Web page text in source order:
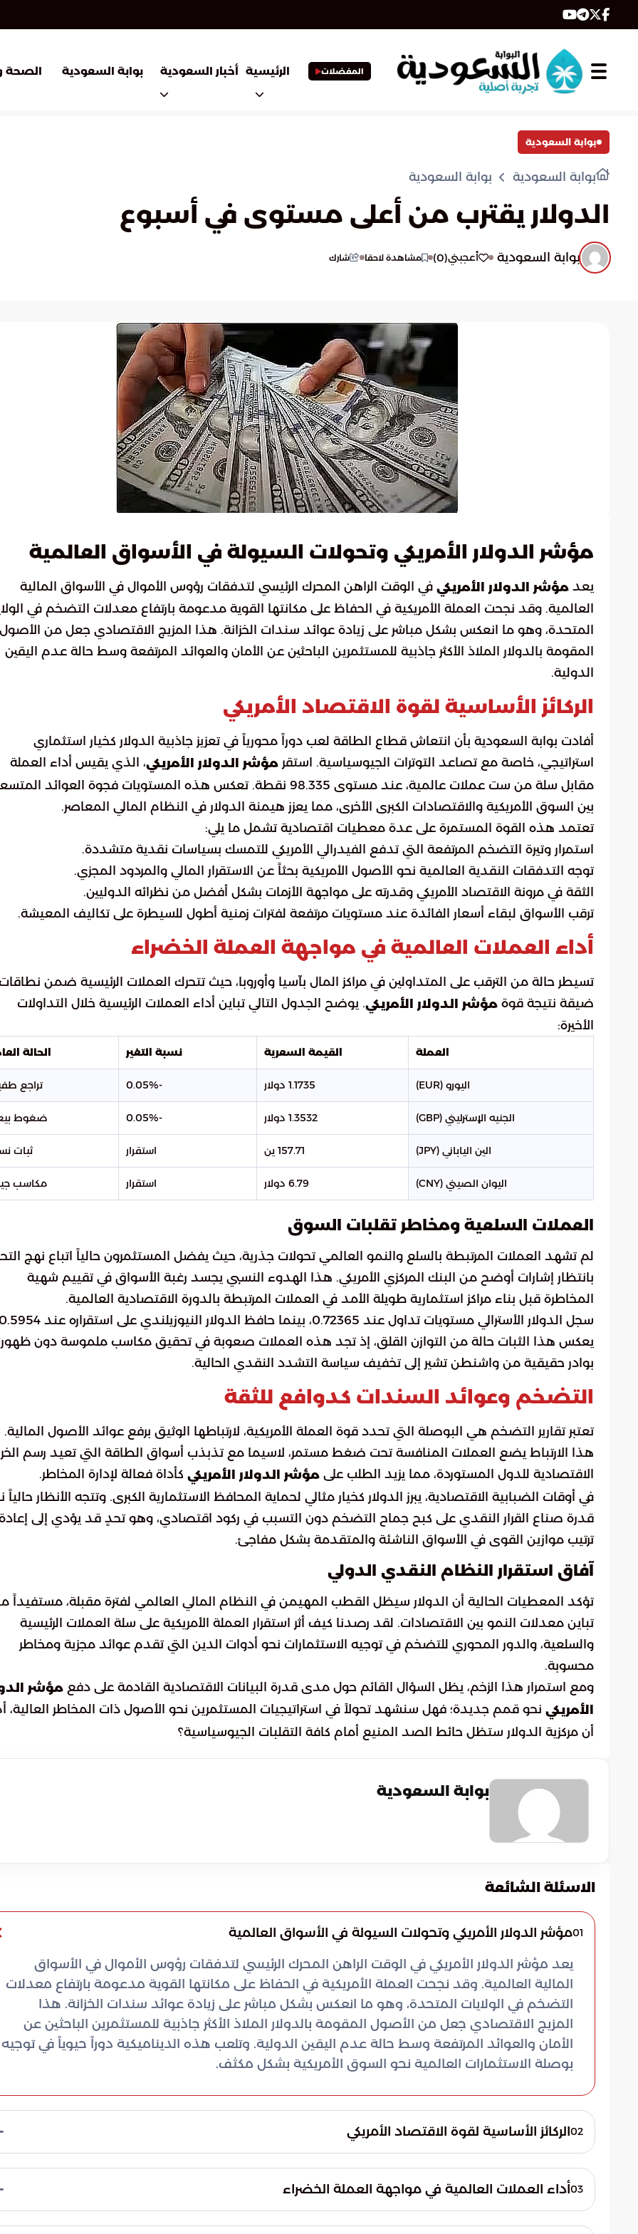
المفضلات الرئيسية أخبار السعودية بوابة السعودية الصحة
بوابة السعودية
بوابة السعودية بوابة السعودية
الدولار يقترب من أعلى مستوى في أسبوع
بوابة السعودية أعجبني(
0
) مشاهدة لاحقا شارك
مؤشر الدولار الأمريكي وتحولات السيولة في الأسواق العالمية
يعد مؤشر الدولار الأمريكي في الوقت الراهن المحرك الرئيسي لتدفقات رؤوس الأموال في الأسواق المالية
العالمية. وقد نجحت العملة الأمريكية في الحفاظ على مكانتها القوية مدعومة بارتفاع معدلات التضخم في
المتحدة، وهو ما انعكس بشكل مباشر على زيادة عوائد سندات الخزانة. هذا المزيج الاقتصادي جعل من الأصول
المقومة بالدولار الملاذ الأكثر جاذبية للمستثمرين الباحثين عن الأمان والعوائد المرتفعة وسط حالة عدم اليقين
الدولية.
الركائز الأساسية لقوة الاقتصاد الأمريكي
أفادت بوابة السعودية بأن انتعاش قطاع الطاقة لعب دوراً محورياً في تعزيز جاذبية الدولار كخيار استثماري
استراتيجي، خاصة مع تصاعد التوترات الجيوسياسية. استقر مؤشر الدولار الأمريكي، الذي يقيس أداء العملة
مقابل سلة من ست عملات عالمية، عند مستوى 98.335 نقطة. تعكس هذه المستويات فجوة العوائد
بين السوق الأمريكية والاقتصادات الكبرى الأخرى، مما يعزز هيمنة الدولار في النظام المالي المعاصر.
تعتمد هذه القوة المستمرة على عدة معطيات اقتصادية تشمل ما يلي:
استمرار وتيرة التضخم المرتفعة التي تدفع الفيدرالي الأمريكي للتمسك بسياسات نقدية متشددة.
توجه التدفقات النقدية العالمية نحو الأصول الأمريكية بحثاً عن الاستقرار المالي والمردود المجزي.
الثقة في مرونة الاقتصاد الأمريكي وقدرته على مواجهة الأزمات بشكل أفضل من نظرائه الدوليين.
ترقب الأسواق لبقاء أسعار الفائدة عند مستويات مرتفعة لفترات زمنية أطول للسيطرة على تكاليف المعيشة.
أداء العملات العالمية في مواجهة العملة الخضراء
تسيطر حالة من الترقب على المتداولين في مراكز المال بآسيا وأوروبا، حيث تتحرك العملات الرئيسية ضمن
ضيقة نتيجة قوة مؤشر الدولار الأمريكي. يوضح الجدول التالي تباين أداء العملات الرئيسية خلال التداولات
الأخيرة:
العملة القيمة السعرية نسبة التغير الحالة
اليورو (EUR) 1.1735 دولار -0.05% تراجع
الجنيه الإسترليني (GBP) 1.3532 دولار -0.05% ضغوط
الين الياباني (JPY) 157.71 ين استقرار ثبات
اليوان الصيني (CNY) 6.79 دولار استقرار مكاسب
العملات السلعية ومخاطر تقلبات السوق
لم تشهد العملات المرتبطة بالسلع والنمو العالمي تحولات جذرية، حيث يفضل المستثمرون حالياً اتباع نهج
بانتظار إشارات أوضح من البنك المركزي الأمريكي. هذا الهدوء النسبي يجسد رغبة الأسواق في تقييم شهية
المخاطرة قبل بناء مراكز استثمارية طويلة الأمد في العملات المرتبطة بالدورة الاقتصادية العالمية.
يعكس هذا الثبات حالة من التوازن القلق، إذ تجد هذه العملات صعوبة في تحقيق مكاسب ملموسة دون ظهور
بوادر حقيقية من واشنطن تشير إلى تخفيف سياسة التشدد النقدي الحالية.
التضخم وعوائد السندات كدوافع للثقة
تعتبر تقارير التضخم هي البوصلة التي تحدد قوة العملة الأمريكية، لارتباطها الوثيق برفع عوائد الأصول المالية.
هذا الارتباط يضع العملات المنافسة تحت ضغط مستمر، لاسيما مع تذبذب أسواق الطاقة التي تعيد رسم
الاقتصادية للدول المستوردة، مما يزيد الطلب على مؤشر الدولار الأمريكي كأداة فعالة لإدارة المخاطر.
في أوقات الضبابية الاقتصادية، يبرز الدولار كخيار مثالي لحماية المحافظ الاستثمارية الكبرى. وتتجه الأنظار حالياً
قدرة صناع القرار النقدي على كبح جماح التضخم دون التسبب في ركود اقتصادي، وهو تحدٍ قد يؤدي إلى
ترتيب موازين القوى في الأسواق الناشئة والمتقدمة بشكل مفاجئ.
آفاق استقرار النظام النقدي الدولي
تؤكد المعطيات الحالية أن الدولار سيظل القطب المهيمن في النظام المالي العالمي لفترة مقبلة، مستفيداً
تباين معدلات النمو بين الاقتصادات. لقد رصدنا كيف أثر استقرار العملة الأمريكية على سلة العملات الرئيسية
والسلعية، والدور المحوري للتضخم في توجيه الاستثمارات نحو أدوات الدين التي تقدم عوائد مجزية ومخاطر
محسوبة.
ومع استمرار هذا الزخم، يظل السؤال القائم حول مدى قدرة البيانات الاقتصادية القادمة على دفع مؤشر
الأمريكي نحو قمم جديدة؛ فهل سنشهد تحولاً في استراتيجيات المستثمرين نحو الأصول ذات المخاطر العالية،
أن مركزية الدولار ستظل حائط الصد المنيع أمام كافة التقلبات الجيوسياسية؟
بوابة السعودية
الاسئلة الشائعة
01مؤشر الدولار الأمريكي وتحولات السيولة في الأسواق العالمية
يعد مؤشر الدولار الأمريكي في الوقت الراهن المحرك الرئيسي لتدفقات رؤوس الأموال في الأسواق
المالية العالمية. وقد نجحت العملة الأمريكية في الحفاظ على مكانتها القوية مدعومة بارتفاع معدلات
التضخم في الولايات المتحدة، وهو ما انعكس بشكل مباشر على زيادة عوائد سندات الخزانة. هذا
المزيج الاقتصادي جعل من الأصول المقومة بالدولار الملاذ الأكثر جاذبية للمستثمرين الباحثين عن
الأمان والعوائد المرتفعة وسط حالة عدم اليقين الدولية. وتلعب هذه الديناميكية دوراً حيوياً في توجيه
بوصلة الاستثمارات العالمية نحو السوق الأمريكية بشكل مكثف.
02الركائز الأساسية لقوة الاقتصاد الأمريكي
استثماري استراتيجي، خاصة مع تصاعد التوترات الجيوسياسية. استقر مؤشر الدولار الأمريكي، الذي
المستويات فجوة العوائد المتسعة بين السوق الأمريكية والاقتصادات الكبرى الأخرى، مما يعزز هيمنة
03أداء العملات العالمية في مواجهة العملة الخضراء